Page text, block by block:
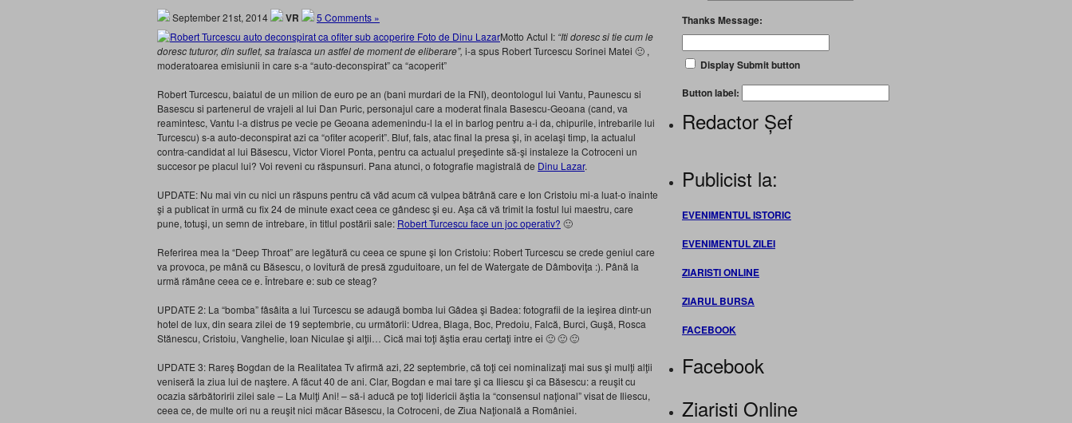
September 21st, 2014 VR
5 Comments »
Motto Actul I: “Iti doresc si tie cum le
doresc tuturor, din suflet, sa traiasca un astfel de moment de eliberare”, i-a spus Robert Turcescu Sorinei Matei 🙂 ,
moderatoarea emisiunii in care s-a “auto-deconspirat” ca “acoperit”
Robert Turcescu, baiatul de un milion de euro pe an (bani murdari de la FNI), deontologul lui Vantu, Paunescu si
Basescu si partenerul de vrajeli al lui Dan Puric, personajul care a moderat finala Basescu-Geoana (cand, va
reamintesc, Vantu l-a distrus pe vecie pe Geoana ademenindu-l la el in barlog pentru a-i da, chipurile, intrebarile lui
Turcescu) s-a auto-deconspirat azi ca “ofiter acoperit”. Bluf, fals, atac final la presa şi, în acelaşi timp, la actualul
contra-candidat al lui Băsescu, Victor Viorel Ponta, pentru ca actualul preşedinte să-şi instaleze la Cotroceni un
succesor pe placul lui? Voi reveni cu răspunsuri. Pana atunci, o fotografie magistrală de Dinu Lazar.
UPDATE: Nu mai vin cu nici un răspuns pentru că văd acum că vulpea bătrână care e Ion Cristoiu mi-a luat-o înainte
şi a publicat în urmă cu fix 24 de minute exact ceea ce gândesc şi eu. Aşa că vă trimit la fostul lui maestru, care
pune, totuşi, un semn de întrebare, în titlul postării sale: Robert Turcescu face un joc operativ? 🙂
Referirea mea la “Deep Throat” are legătură cu ceea ce spune şi Ion Cristoiu: Robert Turcescu se crede geniul care
va provoca, pe mână cu Băsescu, o lovitură de presă zguduitoare, un fel de Watergate de Dâmboviţa :). Până la
urmă rămâne ceea ce e. Întrebare e: sub ce steag?
UPDATE 2: La “bomba” fâsâita a lui Turcescu se adaugă bomba lui Gâdea şi Badea: fotografii de la ieşirea dintr-un
hotel de lux, din seara zilei de 19 septembrie, cu următorii: Udrea, Blaga, Boc, Predoiu, Falcă, Burci, Guşă, Rosca
Stănescu, Cristoiu, Vanghelie, Ioan Niculae şi alţii… Cică mai toţi ăştia erau certaţi între ei 🙂 🙂 🙂
UPDATE 3: Rareş Bogdan de la Realitatea Tv afirmă azi, 22 septembrie, că toţi cei nominalizaţi mai sus şi mulţi alţii
veniseră la ziua lui de naştere. A făcut 40 de ani. Clar, Bogdan e mai tare şi ca Iliescu şi ca Băsescu: a reuşit cu
ocazia sărbătoririi zilei sale – La Mulţi Ani! – să-i aducă pe toţi lidericii ăştia la “consensul naţional” visat de Iliescu,
ceea ce, de multe ori nu a reuşit nici măcar Băsescu, la Cotroceni, de Ziua Naţională a României.
Thanks Message:
Display Submit button
Button label:
Redactor Șef
Publicist la:
EVENIMENTUL ISTORIC
EVENIMENTUL ZILEI
ZIARISTI ONLINE
ZIARUL BURSA
FACEBOOK
Facebook
Ziaristi Online